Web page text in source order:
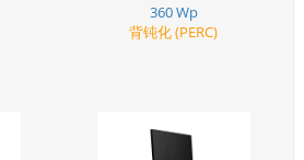
360 Wp
背钝化 (PERC)